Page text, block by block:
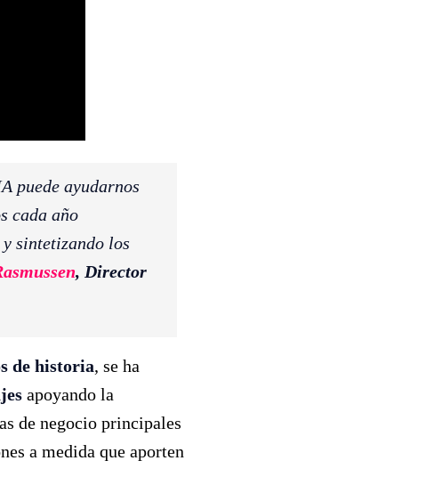
puede ayudarnos
cada año
sintetizando los
, Director
de historia, se ha
apoyando la
de negocio principales
a medida que aporten